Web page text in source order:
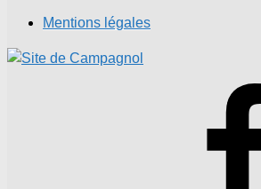
Mentions légales